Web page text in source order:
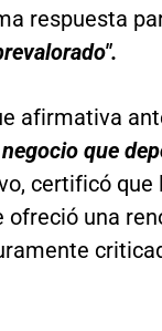
respuesta
afirmativa
que
certificó que
ofreció una